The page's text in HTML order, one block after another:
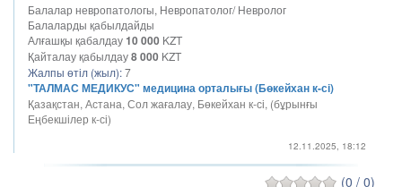
Балалар невропатологы, Невропатолог/ Невролог
Балаларды қабылдайды
Алғашқы қабалдау10 000 KZT
Қайталау қабылдау8 000 KZT
Жалпы өтіл (жыл):7
"ТАЛМАС МЕДИКУС" медицина орталығы (Бөкейхан к-сі)
Қазақстан, Астана, Сол жағалау, Бөкейхан к-сі, (бұрынғы
Еңбекшілер к-сі)
12.11.2025, 18:12
(0 / 0)